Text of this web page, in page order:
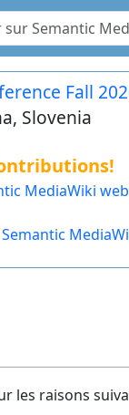
Fall
Slovenia
MediaWiki
les raisons